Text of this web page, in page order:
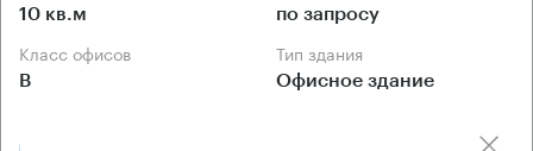
10 кв.м по запросу
Класс офисов
B
Тип здания
Офисное здание